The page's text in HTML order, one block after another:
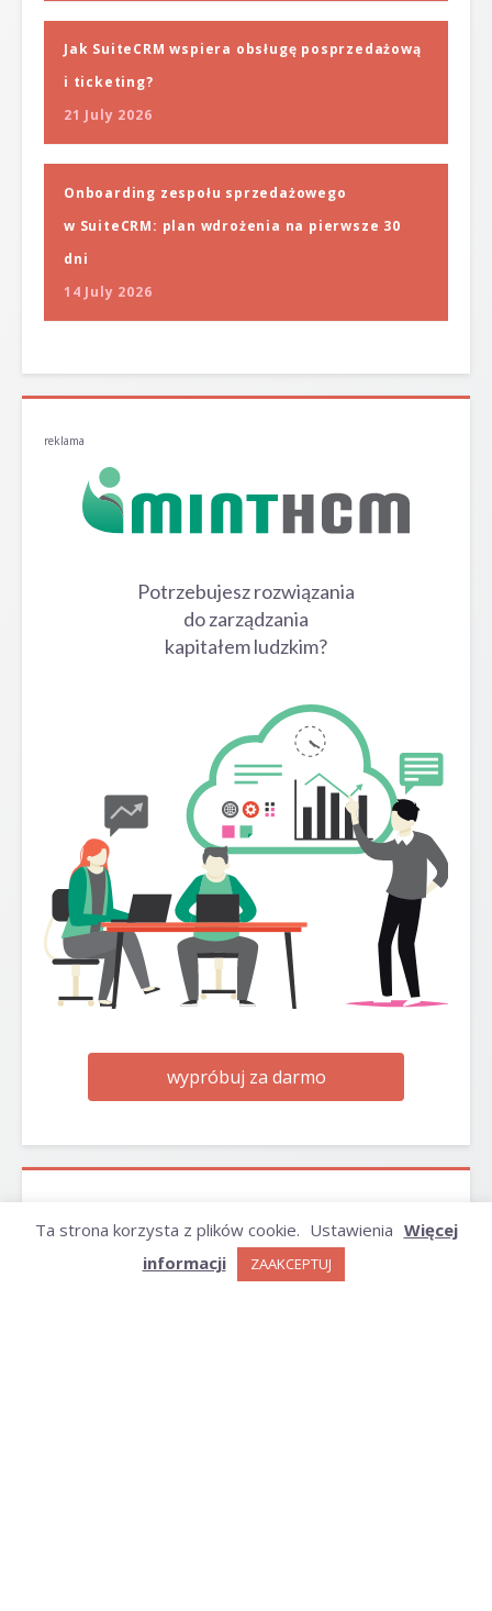
Jak SuiteCRM wspiera obsługę posprzedażową
i ticketing?
21 July 2026
Onboarding zespołu sprzedażowego
w SuiteCRM: plan wdrożenia na pierwsze 30
dni
14 July 2026
reklama
Potrzebujesz rozwiązania
do zarządzania
kapitałem ludzkim?
wypróbuj za darmo
Ta strona korzysta z plików cookie. Ustawienia Więcej
informacji
ZAAKCEPTUJ